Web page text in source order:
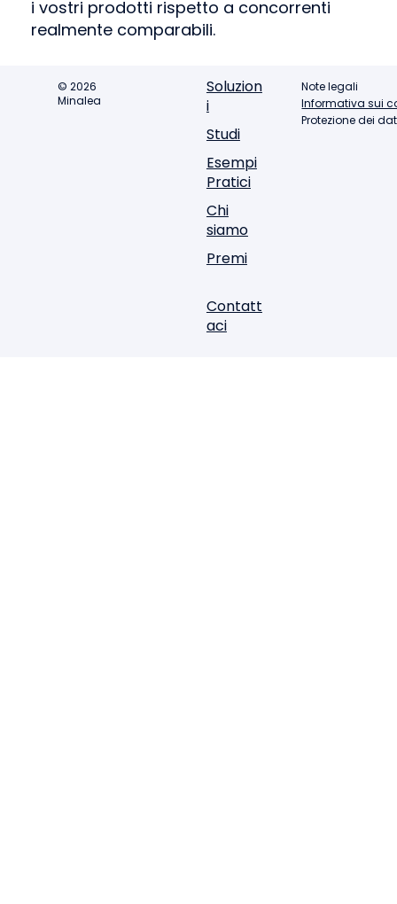
i vostri prodotti rispetto a concorrenti
realmente comparabili.
Desiderate una demo ?
Contattateci
© 2026
Minalea
Soluzion
i
Studi
Esempi
Pratici
Chi
siamo
Premi
Contatt
aci
Note legali
Informativa sui
Protezione dei